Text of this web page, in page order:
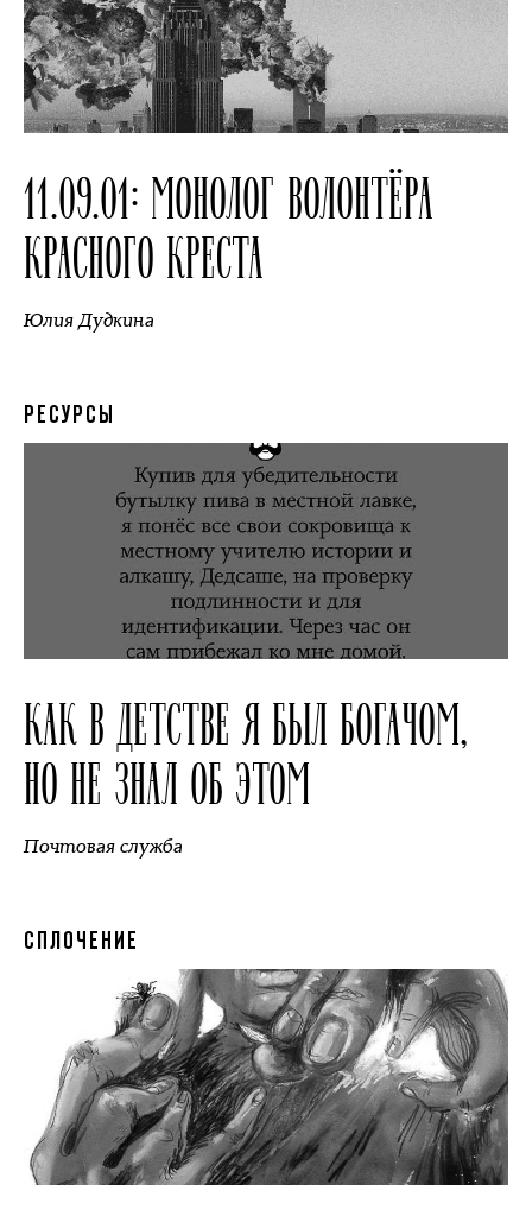
11.09.01: МОНОЛОГ ВОЛОНТЁРА
КРАСНОГО КРЕСТА
Юлия Дудкина
РЕСУРСЫ
КАК В ДЕТСТВЕ Я БЫЛ БОГАЧОМ,
НО НЕ ЗНАЛ ОБ ЭТОМ
Почтовая служба
СПЛОЧЕНИЕ